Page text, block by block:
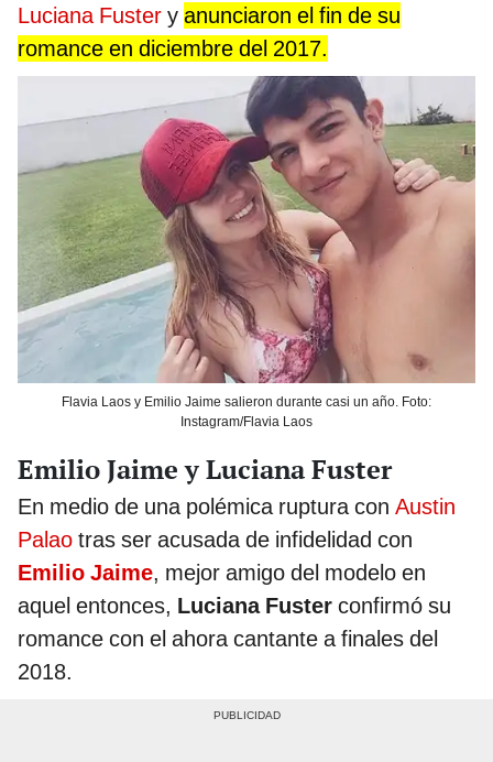
Luciana Fuster y anunciaron el fin de su
romance en diciembre del 2017.
Flavia Laos y Emilio Jaime salieron durante casi un año. Foto:
Instagram/Flavia Laos
Emilio Jaime y Luciana Fuster
En medio de una polémica ruptura con Austin
Palao tras ser acusada de infidelidad con
Emilio Jaime, mejor amigo del modelo en
aquel entonces, Luciana Fuster confirmó su
romance con el ahora cantante a finales del
2018.